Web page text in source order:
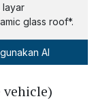
layar
glass roof*.
AI